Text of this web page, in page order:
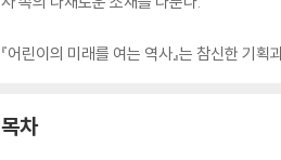
『어린이의 미래를 여는 역사』는 참신한 기
목차